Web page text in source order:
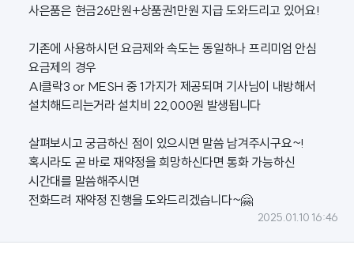
사은품은 현금26만원+상품권1만원 지급 도와드리고 있어요!
기존에 사용하시던 요금제와 속도는 동일하나 프리미엄 안심
요금제의 경우
AI클락3 or MESH 중 1가지가 제공되며 기사님이 내방해서
설치해드리는거라 설치비 22,000원 발생됩니다
살펴보시고 궁금하신 점이 있으시면 말씀 남겨주시구요~!
혹시라도 곧 바로 재약정을 희망하신다면 통화 가능하신
시간대를 말씀해주시면
전화드려 재약정 진행을 도와드리겠습니다~🤗
2025.01.10 16:46